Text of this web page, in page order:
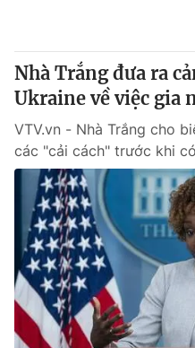
VTV9
Liên hệ tòa soạn
THỜI BÁO VTV
Theo dõi báo trên
Cơ quan chủ quản:Đài
Nhà Trắng đưa ra
Ukraine về việc gia
VTV.vn - Nhà Trắng cho
các "cải cách" trước khi